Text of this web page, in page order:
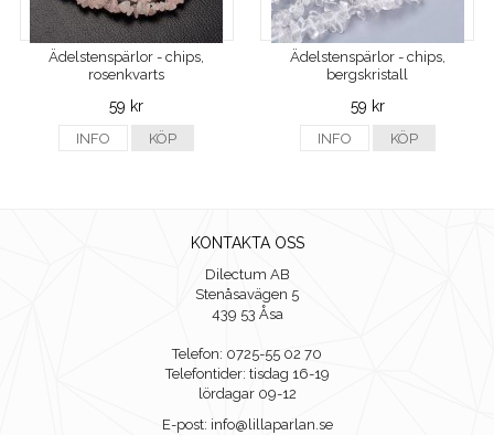
Ädelstenspärlor - chips,
rosenkvarts
59 kr
INFO KÖP
Ädelstenspärlor - chips,
bergskristall
59 kr
INFO KÖP
KONTAKTA OSS
Dilectum AB
Stenåsavägen 5
439 53 Åsa
Telefon: 0725-55 02 70
Telefontider: tisdag 16-19
lördagar 09-12
E-post: info@lillaparlan.se